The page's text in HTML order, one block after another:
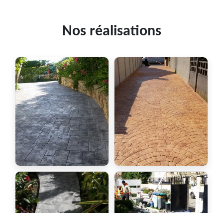
Nos réalisations